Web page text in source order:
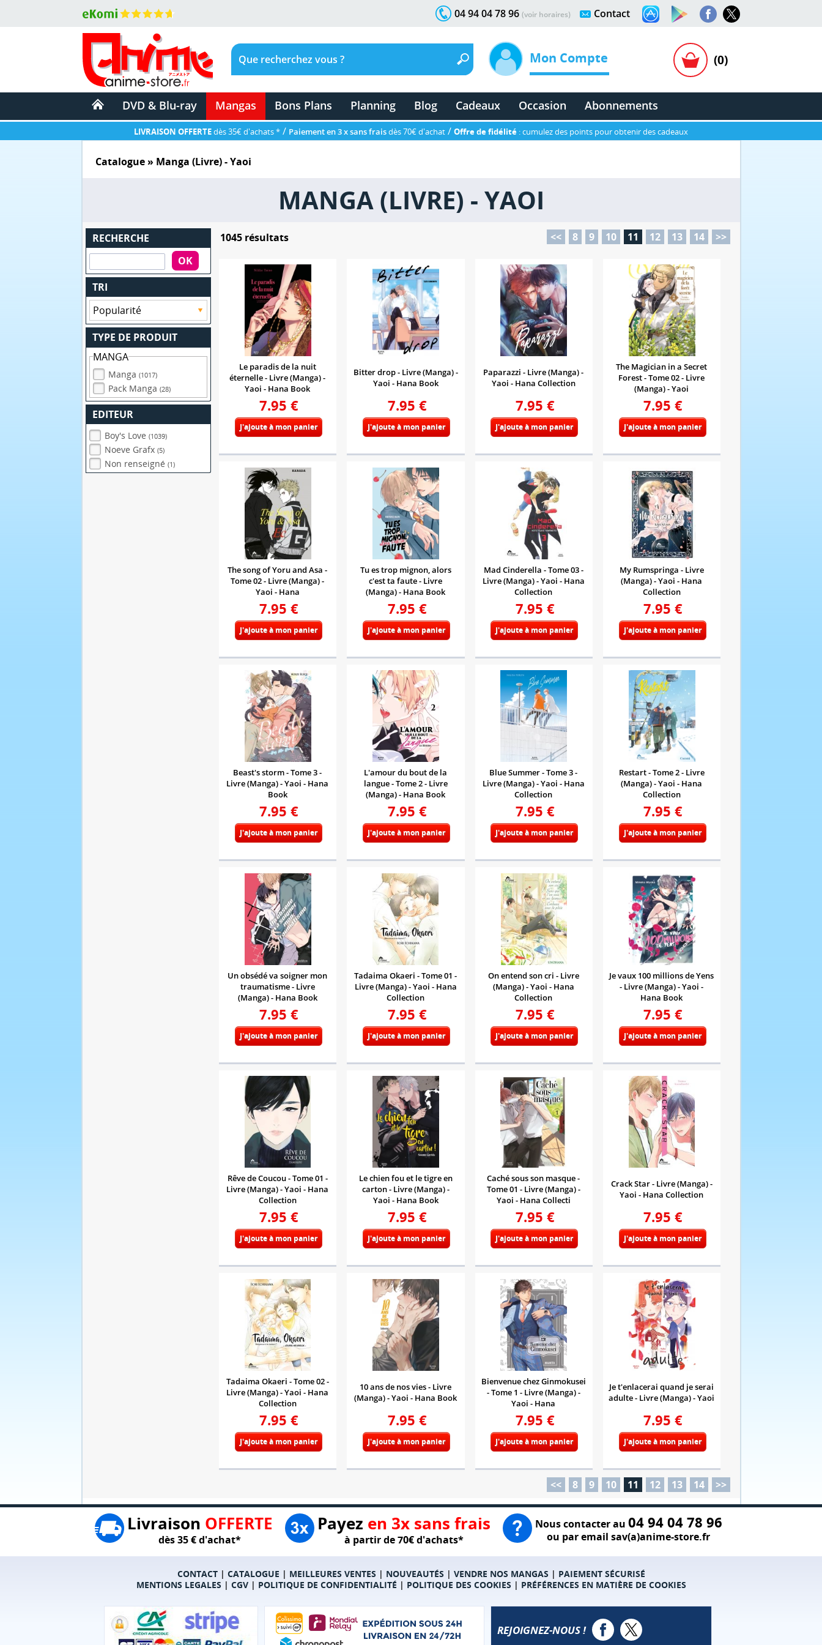
Contact
04 94 04 78 96 (voir horaires)
Mon Compte (0)
DVD & Blu-ray Mangas Bons Plans Planning Blog Cadeaux Occasion Abonnements
LIVRAISON OFFERTEdès 35€ d'achats * / Paiement en 3 x sans fraisdès 70€ d'achat / Offre de fidélité : cumulez des points pour obtenir des cadeaux
Catalogue» Manga (Livre) - Yaoi
MANGA (LIVRE) - YAOI
RECHERCHE
TRI
TYPE DE PRODUIT
MANGA
Manga (1017)
Pack Manga (28)
EDITEUR
Boy's Love (1039)
Noeve Grafx (5)
Non renseigné (1)
1045 résultats << 8 9 10 11 12 13 14 >>
Le paradis de la nuit
éternelle - Livre (Manga) -
Yaoi - Hana Book
7.95 €
J'ajoute à mon panier
Bitter drop - Livre (Manga) -
Yaoi - Hana Book
7.95 €
J'ajoute à mon panier
Paparazzi - Livre (Manga) -
Yaoi - Hana Collection
7.95 €
J'ajoute à mon panier
The Magician in a Secret
Forest - Tome 02 - Livre
(Manga) - Yaoi
7.95 €
J'ajoute à mon panier
The song of Yoru and Asa -
Tome 02 - Livre (Manga) -
Yaoi - Hana
7.95 €
J'ajoute à mon panier
Tu es trop mignon, alors
c'est ta faute - Livre
(Manga) - Hana Book
7.95 €
J'ajoute à mon panier
Mad Cinderella - Tome 03 -
Livre (Manga) - Yaoi - Hana
Collection
7.95 €
J'ajoute à mon panier
My Rumspringa - Livre
(Manga) - Yaoi - Hana
Collection
7.95 €
J'ajoute à mon panier
Beast's storm - Tome 3 -
Livre (Manga) - Yaoi - Hana
Book
7.95 €
J'ajoute à mon panier
L'amour du bout de la
langue - Tome 2 - Livre
(Manga) - Hana Book
7.95 €
J'ajoute à mon panier
Blue Summer - Tome 3 -
Livre (Manga) - Yaoi - Hana
Collection
7.95 €
J'ajoute à mon panier
Restart - Tome 2 - Livre
(Manga) - Yaoi - Hana
Collection
7.95 €
J'ajoute à mon panier
Un obsédé va soigner mon
traumatisme - Livre
(Manga) - Hana Book
7.95 €
J'ajoute à mon panier
Tadaima Okaeri - Tome 01 -
Livre (Manga) - Yaoi - Hana
Collection
7.95 €
J'ajoute à mon panier
On entend son cri - Livre
(Manga) - Yaoi - Hana
Collection
7.95 €
J'ajoute à mon panier
Je vaux 100 millions de Yens
- Livre (Manga) - Yaoi -
Hana Book
7.95 €
J'ajoute à mon panier
Rêve de Coucou - Tome 01 -
Livre (Manga) - Yaoi - Hana
Collection
7.95 €
J'ajoute à mon panier
Le chien fou et le tigre en
carton - Livre (Manga) -
Yaoi - Hana Book
7.95 €
J'ajoute à mon panier
Caché sous son masque -
Tome 01 - Livre (Manga) -
Yaoi - Hana Collecti
7.95 €
J'ajoute à mon panier
Crack Star - Livre (Manga) -
Yaoi - Hana Collection
7.95 €
J'ajoute à mon panier
Tadaima Okaeri - Tome 02 -
Livre (Manga) - Yaoi - Hana
Collection
7.95 €
J'ajoute à mon panier
10 ans de nos vies - Livre
(Manga) - Yaoi - Hana Book
7.95 €
J'ajoute à mon panier
Bienvenue chez Ginmokusei
- Tome 1 - Livre (Manga) -
Yaoi - Hana
7.95 €
J'ajoute à mon panier
Je t'enlacerai quand je serai
adulte - Livre (Manga) - Yaoi
7.95 €
J'ajoute à mon panier
<< 8 9 10 11 12 13 14 >>
Livraison OFFERTE
dès 35 € d'achat*
Payez en 3x sans frais
à partir de 70€ d'achats*
Nous contacter au 04 94 04 78 96
ou par email sav(a)anime-store.fr
CONTACT| CATALOGUE | MEILLEURES VENTES | NOUVEAUTÉS | VENDRE NOS MANGAS | PAIEMENT SÉCURISÉ
MENTIONS LEGALES | CGV| POLITIQUE DE CONFIDENTIALITÉ | POLITIQUE DES COOKIES | PRÉFÉRENCES EN MATIÈRE DE COOKIES
REJOIGNEZ-NOUS !